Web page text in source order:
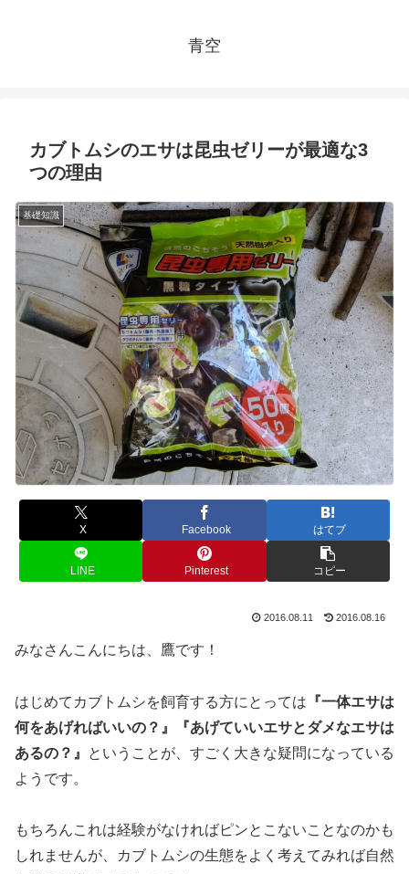
青空
カブトムシのエサは昆虫ゼリーが最適な3
つの理由
基礎知識
X Facebook はてブ
LINE Pinterest コピー
2016.08.11 2016.08.16
みなさんこんにちは、鷹です！
はじめてカブトムシを飼育する方にとっては 『一体エサは
何をあげればいいの？』『あげていいエサとダメなエサは
あるの？』
ということが、すごく大きな疑問になっている
ようです。
もちろんこれは経験がなければピンとこないことなのかも
しれませんが、カブトムシの生態をよく考えてみれば自然